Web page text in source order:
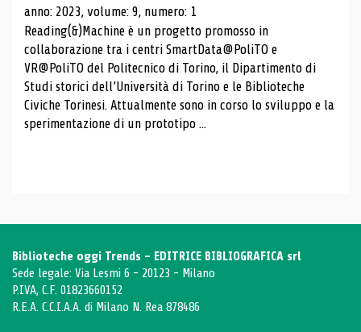
anno: 2023, volume: 9, numero: 1
Reading(&)Machine è un progetto promosso in
collaborazione tra i centri SmartData@PoliTO e
VR@PoliTO del Politecnico di Torino, il Dipartimento di
Studi storici dell’Università di Torino e le Biblioteche
Civiche Torinesi. Attualmente sono in corso lo sviluppo e la
sperimentazione di un prototipo ...
Biblioteche oggi Trends - EDITRICE BIBLIOGRAFICA srl
Sede legale: Via Lesmi 6 - 20123 - Milano
P.IVA, C.F. 01823660152
R.E.A. C.C.I.A.A. di Milano N. Rea 878486